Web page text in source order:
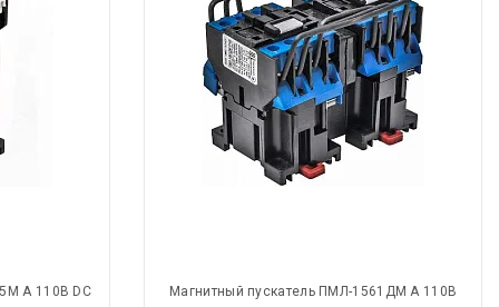
А 110В DC Магнитный пускатель ПМЛ-1561ДМ А 110В